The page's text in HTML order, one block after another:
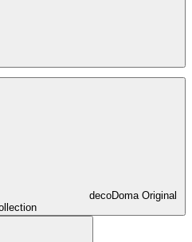
decoDoma Original